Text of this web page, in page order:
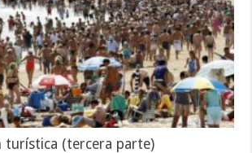
turística (tercera parte)